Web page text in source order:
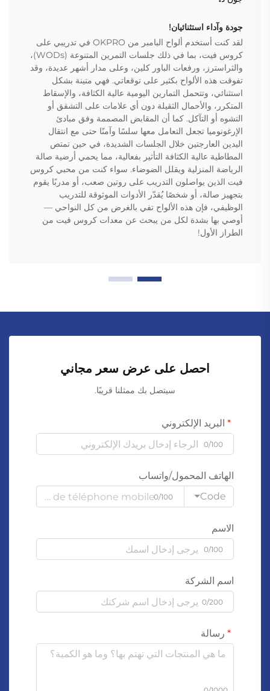
جودة وآداء استثنائيان!
لقد كنت أستخدم ألواح البامبر من OKPRO في تدريبي على
كروس فيت، بما في ذلك جلسات التمرين المتنوعة (WODs)،
والثراسترز، ورفعات الباور كلين، وعلى مدار أشهر عديدة، وقد
تفوقت هذه الألواح بكثير على توقعاتي. فهي متينة بشكل
استثنائي، وتتحمل التمارين اليومية عالية الكثافة، والإسقاط
المتكرر، والأحمال الثقيلة دون أي علامات على التشقق أو
التشوه أو التآكل. كما أن المقابض المصممة وفق مبادئ
الإرغونوميا تجعل التعامل معها سلسًا وآمنًا حتى مع انتقال
اليدين العارجتين خلال الجلسات الشديدة، في حين تمتص
المطاطية عالية الكثافة التأثير بفعالية، مما يحمي أرضية صالة
الرياضة المنزلية ويقلل الضوضاء. سواء كنت من محبي كروس
فيت الذين يواصلون التدريب على روتين صعب، أو مدربًا يقوم
بتجهيز صالة، أو شخصًا يُقدّر الأدوات الموثوقة للتدريب
الوظيفي، فإن هذه الألواح تفي بالغرض من كل النواحي —
أوصي بها بشدة لكل من يبحث عن معدات كروس فيت من
الطراز الأول!
احصل على عرض سعر مجاني
سيتصل بك ممثلنا قريبًا.
البريد الإلكتروني
0/100
الهاتف المحمول/واتساب
Code
0/100
الاسم
0/100
اسم الشركة
0/200
رسالة